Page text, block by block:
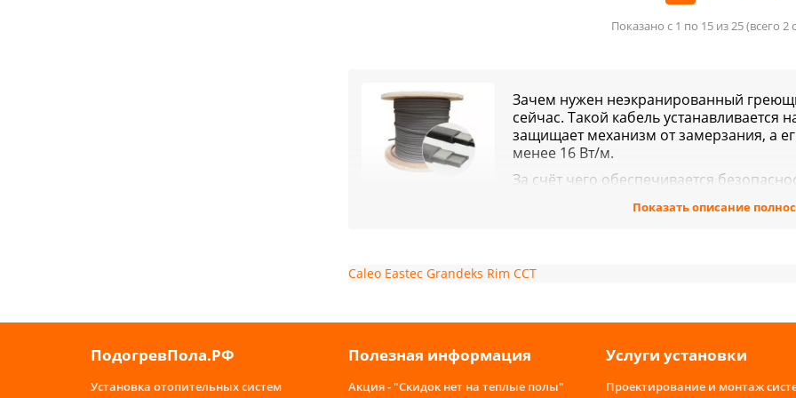
Показано с 1 по 15 из 25 (всего 2
Зачем нужен неэкранированный
сейчас. Такой кабель
защищает механизм от замерзания, а
менее 16 Вт/м.
За счёт чего обеспечивается
2. Защитная оболочка, покрывающая внутреннюю жилу.
и неисправностей.
работать при любых погодных и температурных условиях.
Неэкранированный греющий кабель
Показать описание
Caleo Eastec Grandeks Rim ССТ
ПодогревПола.РФ
Установка отопительных систем
Полезная информация
Акция - "Скидок нет на теплые полы"
Услуги установки
Проектирование и монтаж